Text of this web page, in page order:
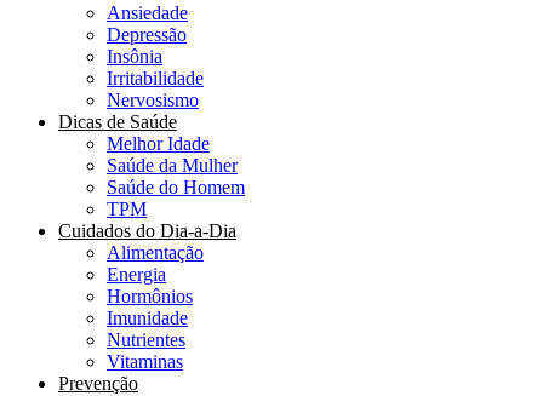
Ansiedade
Depressão
Insônia
Irritabilidade
Nervosismo
Dicas de Saúde
Melhor Idade
Saúde da Mulher
Saúde do Homem
TPM
Cuidados do Dia-a-Dia
Alimentação
Energia
Hormônios
Imunidade
Nutrientes
Vitaminas
Prevenção